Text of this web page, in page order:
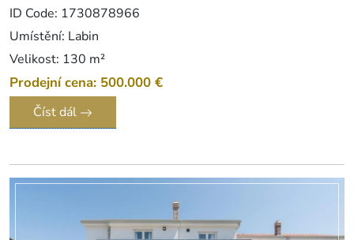
ID Code: 1730878966
Umístění: Labin
Velikost: 130 m²
Prodejní cena: 500.000 €
Číst dál